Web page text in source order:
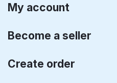
My account
Become a seller
Create order